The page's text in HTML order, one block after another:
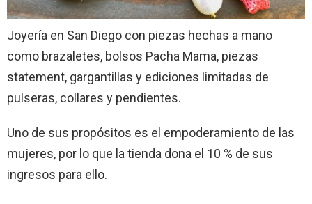
Joyería en San Diego con piezas hechas a mano
como brazaletes, bolsos Pacha Mama, piezas
statement, gargantillas y ediciones limitadas de
pulseras, collares y pendientes.
Uno de sus propósitos es el empoderamiento de las
mujeres, por lo que la tienda dona el 10 % de sus
ingresos para ello.